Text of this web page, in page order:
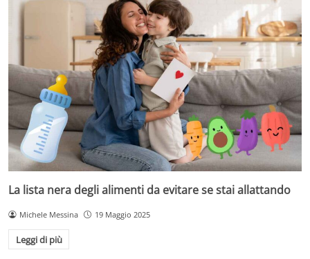
La lista nera degli alimenti da evitare se stai allattando
Michele Messina 19 Maggio 2025
Leggi di più